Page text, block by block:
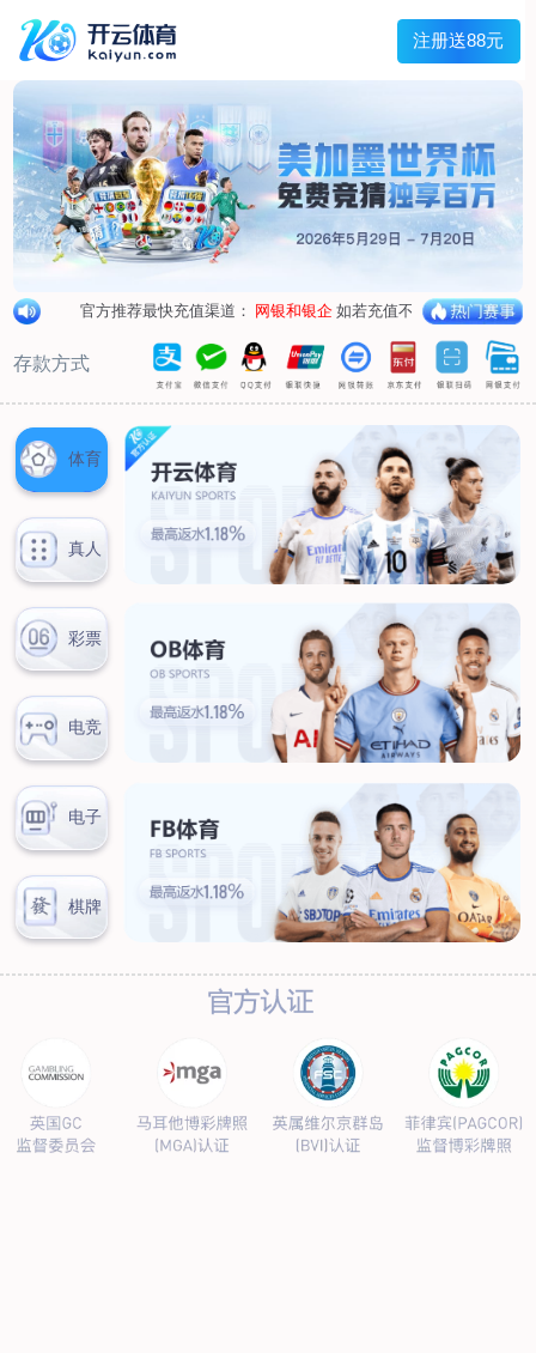
首页
关于我们
荣誉资质
合作伙伴
产品中心
烤箱纸
蜡纸
防油纸
糖果包装纸
汉堡包装纸
包肉纸
吸油纸
新闻展示
公司新闻
行业资讯
联系我们
联系方式
客户留言
扫码咨询